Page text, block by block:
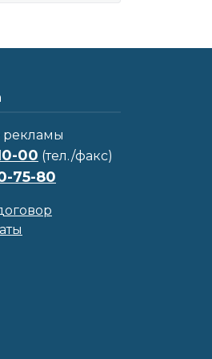
00 (тел./факс)
75-80